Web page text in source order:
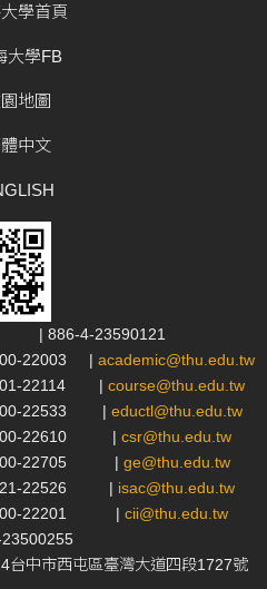
學首頁
大學FB
地圖
中文
| 886-4-23590121
22003 | academic@thu.edu.tw
22114 | course@thu.edu.tw
22533 | eductl@thu.edu.tw
22610 | csr@thu.edu.tw
22705 | ge@thu.edu.tw
22526 | isac@thu.edu.tw
22201 | cii@thu.edu.tw
台中市西屯區臺灣大道四段1727號